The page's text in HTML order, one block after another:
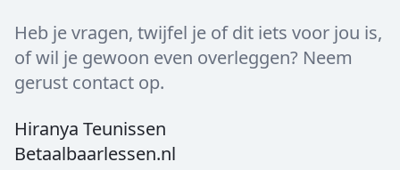
Heb je vragen, twijfel je of dit iets voor jou is,
of wil je gewoon even overleggen? Neem
gerust contact op.
Hiranya Teunissen
Betaalbaarlessen.nl